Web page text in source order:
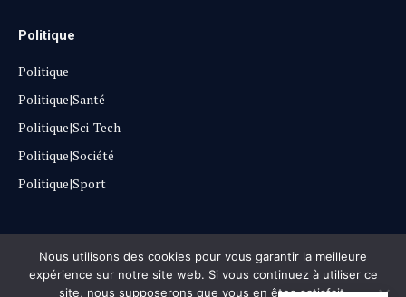
Politique
Politique
Politique|Santé
Politique|Sci-Tech
Politique|Société
Politique|Sport
Copyright © 2025Lehautpanel
Nous utilisons des cookies pour vous garantir la meilleure
expérience sur notre site web. Si vous continuez à utiliser ce
site, nous supposerons que vous en êtes satisfait.